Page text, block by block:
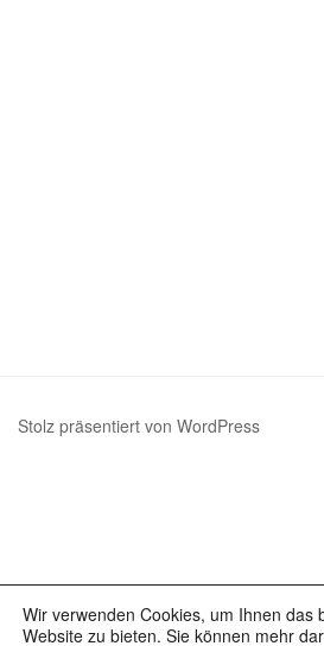
Stolz präsentiert von WordPress
Wir verwenden Cookies, um Ihnen das
Website zu bieten. Sie können mehr